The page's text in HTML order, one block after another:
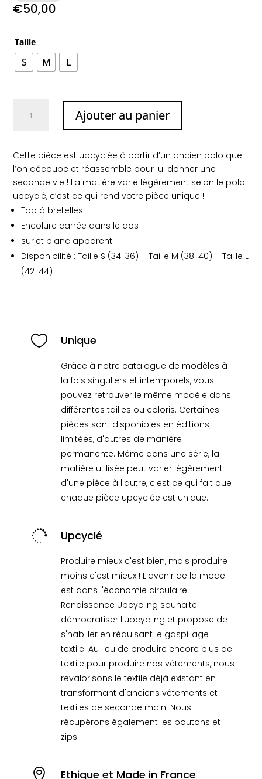
€50,00
Taille
S M L
coutures
contrastées
Ajouter au panier
Cette pièce est upcyclée à partir d’un ancien polo que
l’on découpe et réassemble pour lui donner une
seconde vie ! La matière varie légèrement selon le polo
upcyclé, c’est ce qui rend votre pièce unique !
Top à bretelles
Encolure carrée dans le dos
surjet blanc apparent
Disponibilité : Taille S (34-36) – Taille M (38-40) – Taille L
(42-44)
 Unique
Grâce à notre catalogue de modèles à
la fois singuliers et intemporels, vous
pouvez retrouver le même modèle dans
différentes tailles ou coloris. Certaines
pièces sont disponibles en éditions
limitées, d'autres de manière
permanente. Même dans une série, la
matière utilisée peut varier légèrement
d'une pièce à l'autre, c'est ce qui fait que
chaque pièce upcyclée est unique.
 Upcyclé
Produire mieux c'est bien, mais produire
moins c'est mieux ! L'avenir de la mode
est dans l'économie circulaire.
Renaissance Upcycling souhaite
démocratiser l'upcycling et propose de
s'habiller en réduisant le gaspillage
textile. Au lieu de produire encore plus de
textile pour produire nos vêtements, nous
revalorisons le textile déjà existant en
transformant d'anciens vêtements et
textiles de seconde main. Nous
récupérons également les boutons et
zips.
 Ethique et Made in France